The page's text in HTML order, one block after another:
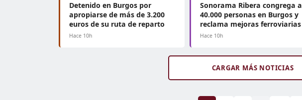
Detenido en Burgos por
apropiarse de más de 3.200
euros de su ruta de reparto
Hace 10h
Sonorama Ribera congrega a
40.000 personas en Burgos y
reclama mejoras ferroviarias
Hace 10h
CARGAR MÁS NOTICIAS